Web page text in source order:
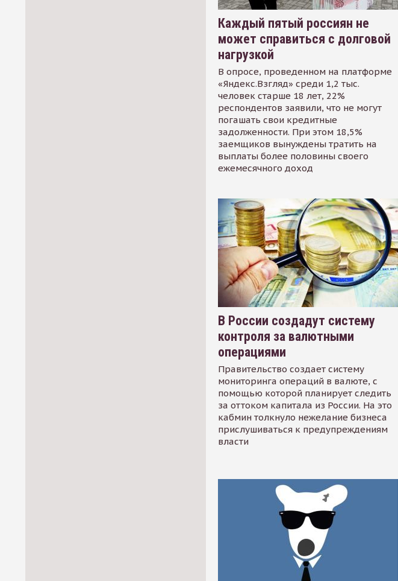
Каждый пятый россиян не
может справиться с долговой
нагрузкой
В опросе, проведенном на платформе
«Яндекс.Взгляд» среди 1,2 тыс.
человек старше 18 лет, 22%
респондентов заявили, что не могут
погашать свои кредитные
задолженности. При этом 18,5%
заемщиков вынуждены тратить на
выплаты более половины своего
ежемесячного доход
В России создадут систему
контроля за валютными
операциями
Правительство создает систему
мониторинга операций в валюте, с
помощью которой планирует следить
за оттоком капитала из России. На это
кабмин толкнуло нежелание бизнеса
прислушиваться к предупреждениям
власти